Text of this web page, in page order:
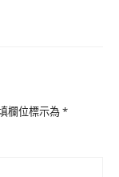
欄位標示為*